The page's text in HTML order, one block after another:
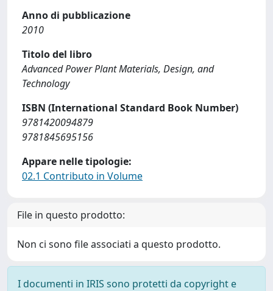
Anno di pubblicazione
2010
Titolo del libro
Advanced Power Plant Materials, Design, and
Technology
ISBN (International Standard Book Number)
9781420094879
9781845695156
Appare nelle tipologie:
02.1 Contributo in Volume
File in questo prodotto:
Non ci sono file associati a questo prodotto.
I documenti in IRIS sono protetti da copyright e